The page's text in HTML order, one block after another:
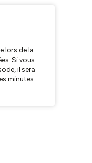
lors de la
Si vous
il sera
minutes.